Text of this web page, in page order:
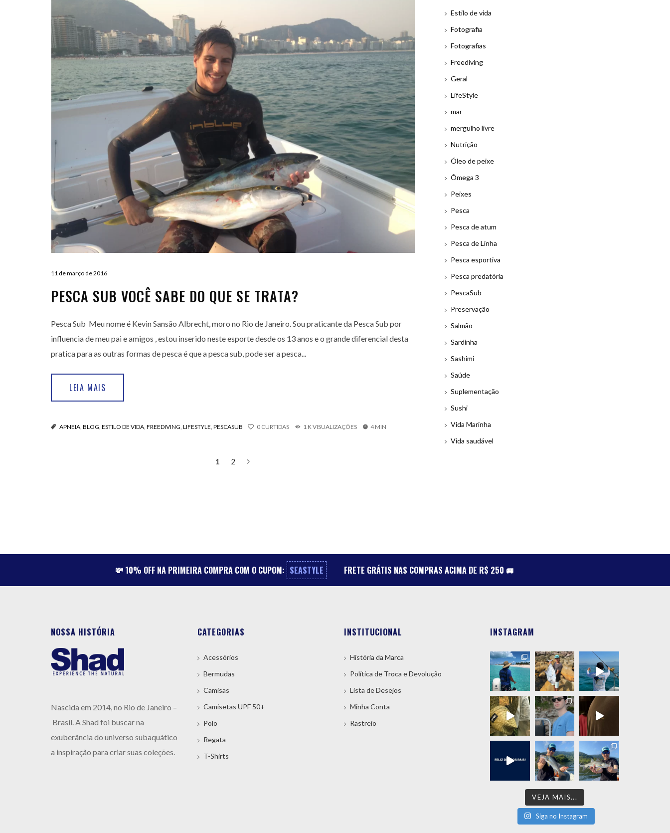
11 de março de 2016
PESCA SUB VOCÊ SABE DO QUE SE TRATA?
Pesca Sub Meu nome é Kevin Sansão Albrecht, moro no Rio de Janeiro. Sou praticante da Pesca Sub por
influencia de meu pai e amigos , estou inserido neste esporte desde os 13 anos e o grande diferencial desta
pratica para as outras formas de pesca é que a pesca sub, pode ser a pesca...
LEIA MAIS
APNEIA BLOG ESTILO DE VIDA FREEDIVING LIFESTYLE PESCASUB 0 CURTIDAS 1 K VISUALIZAÇÕES 4 MIN
1 2
Estilo de vida
Fotografia
Fotografias
Freediving
Geral
LifeStyle
mar
mergulho livre
Nutrição
Óleo de peixe
Ômega 3
Peixes
Pesca
Pesca de atum
Pesca de Linha
Pesca esportiva
Pesca predatória
PescaSub
Preservação
Salmão
Sardinha
Sashimi
Saúde
Suplementação
Sushi
Vida Marinha
Vida saudável
💸 10% OFF NA PRIMEIRA COMPRA COM O CUPOM: SEASTYLE FRETE GRÁTIS NAS COMPRAS ACIMA DE R$ 250 🚐
NOSSA HISTÓRIA
Nascida em 2014, no Rio de Janeiro –
Brasil.AShad foi buscar na
exuberância do universo subaquático
a inspiração para criar suas coleções.
CATEGORIAS
Acessórios
Bermudas
Camisas
Camisetas UPF 50+
Polo
Regata
T-Shirts
INSTITUCIONAL
História da Marca
Política de Troca e Devolução
Lista de Desejos
Minha Conta
Rastreio
INSTAGRAM
VEJA MAIS...
Siga no Instagram